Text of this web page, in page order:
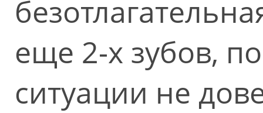
еще 2-х зубов,
ситуации не